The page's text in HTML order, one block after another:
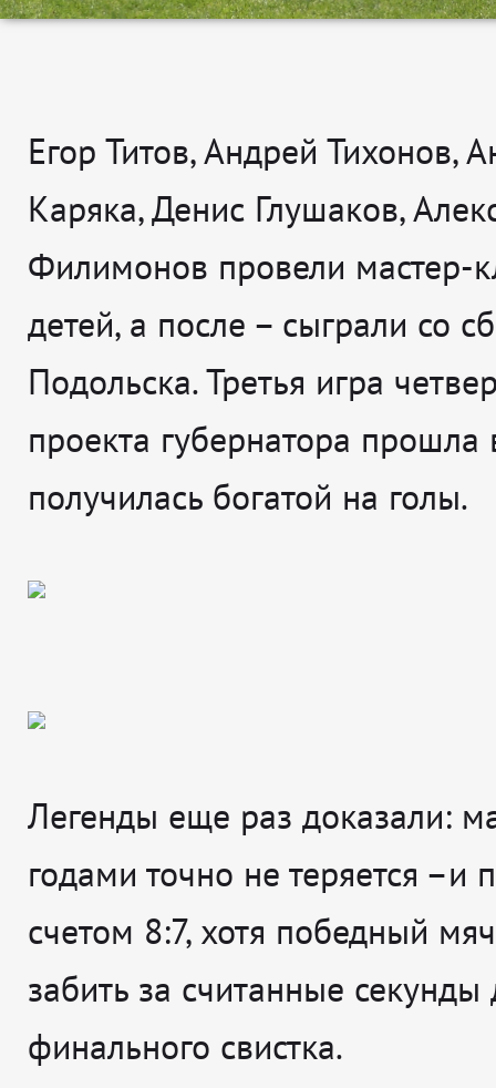
Егор Титов, Андрей Тихонов,
Каряка, Денис Глушаков,
Филимонов провели мастер-
детей, а после – сыграли со
Подольска. Третья игра
проекта губернатора
получилась богатой на голы.
Легенды еще раз доказали:
годами точно не теряется –и
счетом 8:7, хотя победный
забить за считанные секунды
финального свистка.